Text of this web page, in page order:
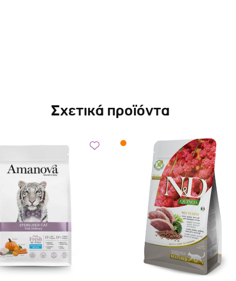
Σχετικά προϊόντα